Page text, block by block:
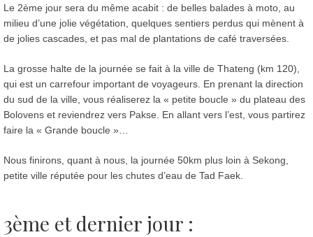
Le 2ème jour sera du même acabit : de belles balades à moto, au
milieu d’une jolie végétation, quelques sentiers perdus qui mènent à
de jolies cascades, et pas mal de plantations de café traversées.
La grosse halte de la journée se fait à la ville de Thateng (km 120),
qui est un carrefour important de voyageurs. En prenant la direction
du sud de la ville, vous réaliserez la « petite boucle » du plateau des
Bolovens et reviendrez vers Pakse. En allant vers l’est, vous partirez
faire la « Grande boucle »…
Nous finirons, quant à nous, la journée 50km plus loin à Sekong,
petite ville réputée pour les chutes d’eau de Tad Faek.
3ème et dernier jour :